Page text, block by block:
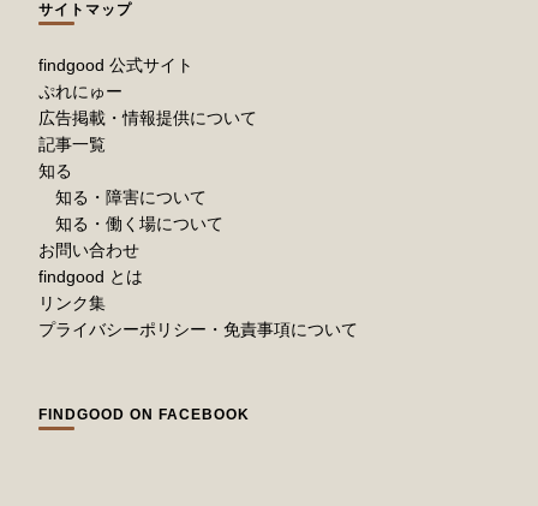
サイトマップ
findgood 公式サイト
ぷれにゅー
広告掲載・情報提供について
記事一覧
知る
知る・障害について
知る・働く場について
お問い合わせ
findgood とは
リンク集
プライバシーポリシー・免責事項について
FINDGOOD ON FACEBOOK